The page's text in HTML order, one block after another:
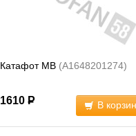
Катафот MB (A1648201274)
1610 Р В